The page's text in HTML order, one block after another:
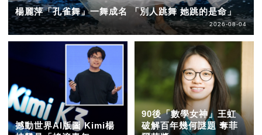
楊麗萍「孔雀舞」一舞成名 「別人跳舞 她跳的是命」
2026-08-04
撼動世界AI版圖 Kimi楊
90後「數學女神」王虹
破解百年幾何謎題 奪菲